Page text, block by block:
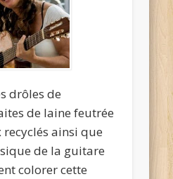
drôles de
de laine feutrée
ainsi que
de la guitare
colorer cette